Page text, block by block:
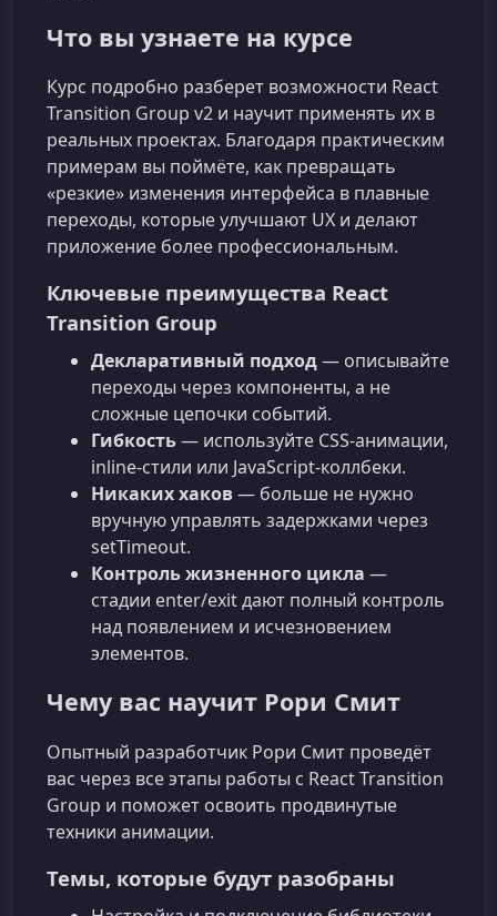
Что вы узнаете на курсе
Курс подробно разберет возможности React
Transition Group v2 и научит применять их в
реальных проектах. Благодаря практическим
примерам вы поймёте, как превращать
«резкие» изменения интерфейса в плавные
переходы, которые улучшают UX и делают
приложение более профессиональным.
Ключевые преимущества React
Transition Group
Декларативный подход— описывайте
переходы через компоненты, а не
сложные цепочки событий.
Гибкость— используйте CSS-анимации,
inline‑стили или JavaScript‑коллбеки.
Никаких хаков— больше не нужно
вручную управлять задержками через
setTimeout.
Контроль жизненного цикла —
стадии enter/exit дают полный контроль
над появлением и исчезновением
элементов.
Чему вас научит Рори Смит
Опытный разработчик Рори Смит проведёт
вас через все этапы работы с React Transition
Group и поможет освоить продвинутые
техники анимации.
Темы, которые будут разобраны